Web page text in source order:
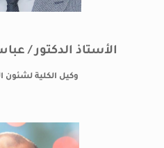
الأستاذ الدكتور /
وكيل الكلية لشئون